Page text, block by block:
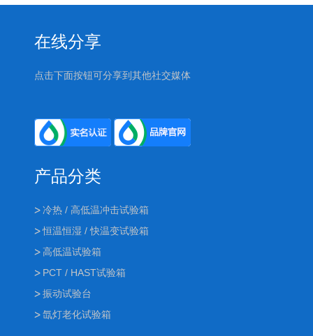
在线分享
点击下面按钮可分享到其他社交媒体
产品分类
冷热 / 高低温冲击试验箱
恒温恒湿 / 快温变试验箱
高低温试验箱
PCT / HAST试验箱
振动试验台
氙灯老化试验箱